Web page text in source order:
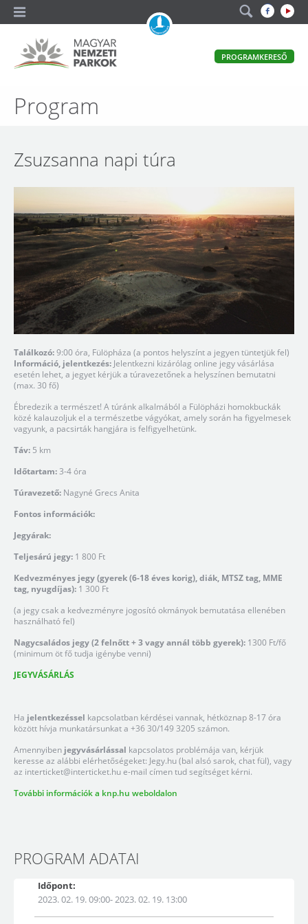
Magyar
Parkok
PROGRAMKERESŐ
Program
Zsuzsanna napi túra
Találkozó:9:00 óra, Fülöpháza (a pontos helyszínt a jegyen tüntetjük fel)
Információ, jelentkezés: Jelentkezni kizárólag online jegy vásárlása
esetén lehet, a jegyet kérjük a túravezetőnek a helyszínen bemutatni
(max. 30 fő)
Ébredezik a természet! A túránk alkalmából a Fülöpházi homokbuckák
közé kalauzoljuk el a természetbe vágyókat, amely során ha figyelmesek
vagyunk, a pacsirták hangjára is felfigyelhetünk.
Táv: 5 km
Időtartam:3-4 óra
Túravezető: Nagyné Grecs Anita
Fontos információk:
Jegyárak:
Teljesárú jegy: 1 800 Ft
Kedvezményes jegy (gyerek (6-18 éves korig), diák, MTSZ tag, MME
tag, nyugdíjas): 1 300 Ft
(a jegy csak a kedvezményre jogosító okmányok bemutatása ellenében
használható fel)
Nagycsaládos jegy (2 felnőtt + 3 vagy annál több gyerek): 1300 Ft/fő
(minimum öt fő tudja igénybe venni)
JEGYVÁSÁRLÁS
Ha jelentkezéssel kapcsolatban kérdései vannak, hétköznap 8-17 óra
között hívja munkatársunkat a +36 30/149 3205 számon.
Amennyiben jegyvásárlással kapcsolatos problémája van, kérjük
keresse az alábbi elérhetőségeket: Jegy.hu (bal alsó sarok, chat fül), vagy
az interticket@interticket.hue-mail címen tud segítséget kérni.
További információk a knp.hu weboldalon
PROGRAM ADATAI
Időpont:
2023. 02. 19. 09:00- 2023. 02. 19. 13:00